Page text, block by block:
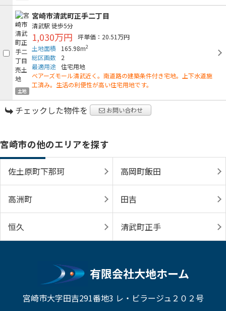
土地
宮崎市清武町正手二丁目
清武駅 徒歩5分
1,030万円
坪単価：20.51万円
土地面積
165.98m2
総区画数
2
最適用途 住宅用地
ベアーズモール清武近く。南道路の建築条件付き宅地。上下水道施
工済み。生活の利便性が高い住宅用地です。
チェックした物件を お問い合わせ
宮崎市の他のエリアを探す
佐土原町下那珂 高岡町飯田
高洲町 田吉
恒久 清武町正手
有限会社大地ホーム
宮崎市大字田吉291番地3 レ・ビラージュ２０２号